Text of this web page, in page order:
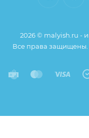
2026 © malyish.ru -
Все права